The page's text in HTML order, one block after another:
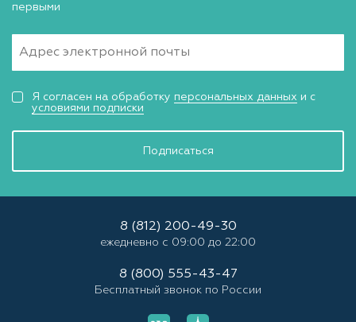
первыми
Подписаться
Я согласен на обработку персональных данных и с
условиями подписки
8 (812) 200-49-30
ежедневно с 09:00 до 22:00
8 (800) 555-43-47
Бесплатный звонок по России